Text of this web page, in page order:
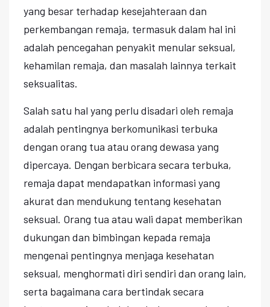
yang besar terhadap kesejahteraan dan
perkembangan remaja, termasuk dalam hal ini
adalah pencegahan penyakit menular seksual,
kehamilan remaja, dan masalah lainnya terkait
seksualitas.
Salah satu hal yang perlu disadari oleh remaja
adalah pentingnya berkomunikasi terbuka
dengan orang tua atau orang dewasa yang
dipercaya. Dengan berbicara secara terbuka,
remaja dapat mendapatkan informasi yang
akurat dan mendukung tentang kesehatan
seksual. Orang tua atau wali dapat memberikan
dukungan dan bimbingan kepada remaja
mengenai pentingnya menjaga kesehatan
seksual, menghormati diri sendiri dan orang lain,
serta bagaimana cara bertindak secara